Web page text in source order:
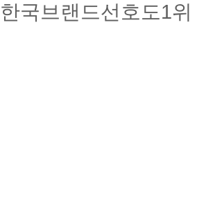
한국브랜드선호도1위